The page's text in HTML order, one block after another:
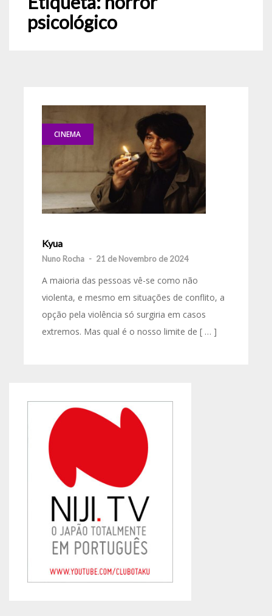
psicológico
CINEMA
Kyua
Nuno Rocha - 21 de Novembro de 2024
A maioria das pessoas vê-se como não
violenta, e mesmo em situações de conflito, a
opção pela violência só surgiria em casos
extremos. Mas qual é o nosso limite de [ … ]